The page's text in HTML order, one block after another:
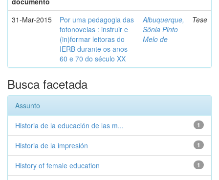
31-Mar-2015
Por uma pedagogia das
fotonovelas : instruir e
(in)formar leitoras do
IERB durante os anos
60 e 70 do século XX
Albuquerque,
Sônia Pinto
Melo de
Tese
Busca facetada
Assunto
1
Historia de la educación de las m...
1
Historia de la impresión
1
History of female education